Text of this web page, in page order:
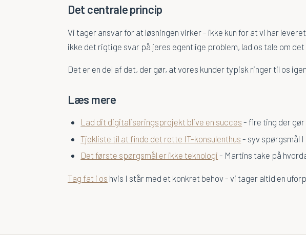
Det centrale princip
Vi tager ansvar for at løsningen virker - ikke kun for at vi har
ikke det rigtige svar på jeres egentlige problem, lad os tale om det
Det er en del af det, der gør, at vores kunder typisk ringer til os
Læs mere
Lad dit digitaliseringsprojekt blive en succes - fire ting der gør
Tjekliste til at finde det rette IT-konsulenthus - syv spørgsmål I
Det første spørgsmål er ikke teknologi - Martins take på
Tag fat i os hvis I står med et konkret behov - vi tager altid en